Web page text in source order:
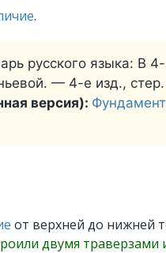
.
русского языка: В
— 4-е изд.,
версия):
от верхней до нижней
двумя траверзами